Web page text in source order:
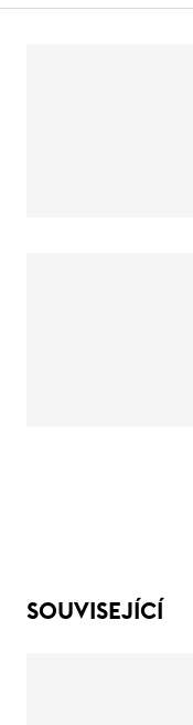
SOUVISEJÍCÍ